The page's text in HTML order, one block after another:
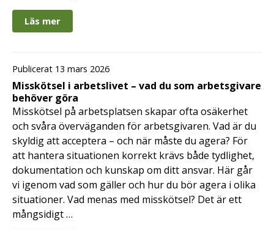
Läs mer
Publicerat 13 mars 2026
Misskötsel i arbetslivet – vad du som arbetsgivare
behöver göra
Misskötsel på arbetsplatsen skapar ofta osäkerhet
och svåra överväganden för arbetsgivaren. Vad är du
skyldig att acceptera – och när måste du agera? För
att hantera situationen korrekt krävs både tydlighet,
dokumentation och kunskap om ditt ansvar. Här går
vi igenom vad som gäller och hur du bör agera i olika
situationer. Vad menas med misskötsel? Det är ett
mångsidigt …